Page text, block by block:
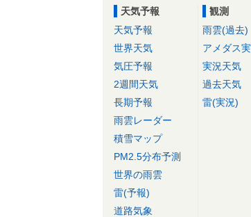
天気予報
天気予報
世界天気
気圧予報
2週間天気
長期予報
雨雲レーダー
積雪マップ
PM2.5分布予測
世界の雨雲
雷(予報)
道路気象
観測
雨雲(過去)
アメダス
実況天気
過去天気
雷(実況)